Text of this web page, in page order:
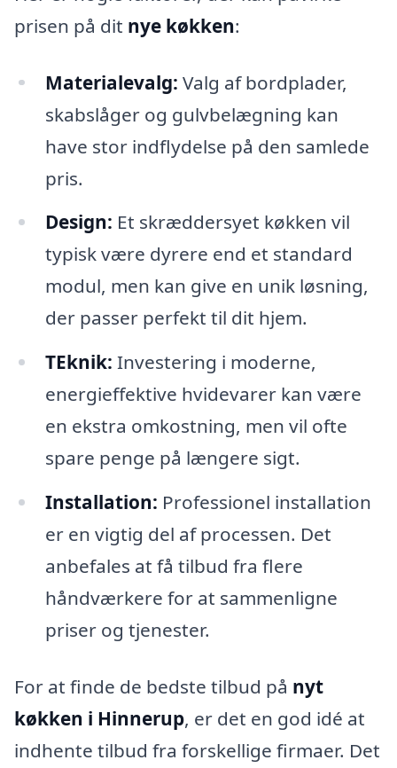
prisen på dit nye køkken:
Materialevalg: Valg af bordplader,
skabslåger og gulvbelægning kan
have stor indflydelse på den samlede
pris.
Design: Et skræddersyet køkken vil
typisk være dyrere end et standard
modul, men kan give en unik løsning,
der passer perfekt til dit hjem.
TEknik: Investering i moderne,
energieffektive hvidevarer kan være
en ekstra omkostning, men vil ofte
spare penge på længere sigt.
Installation: Professionel installation
er en vigtig del af processen. Det
anbefales at få tilbud fra flere
håndværkere for at sammenligne
priser og tjenester.
For at finde de bedste tilbud på nyt
køkken i Hinnerup, er det en god idé at
indhente tilbud fra forskellige firmaer. Det